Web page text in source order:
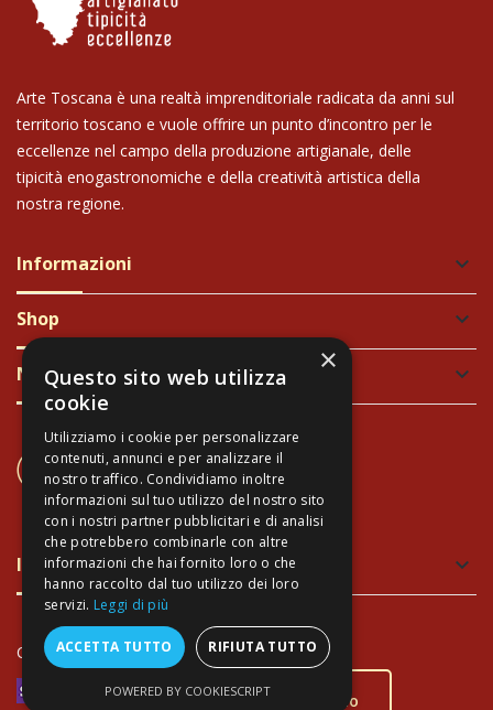
Arte Toscana è una realtà imprenditoriale radicata da anni sul
territorio toscano e vuole offrire un punto d’incontro per le
eccellenze nel campo della produzione artigianale, delle
tipicità enogastronomiche e della creatività artistica della
nostra regione.
Informazioni keyboard_arrow_down
Shop keyboard_arrow_down
Newsletter keyboard_arrow_down
CONTATTACI
+39 337 689965
Imballaggio verde e sicuro keyboard_arrow_down
Copyright Arte Toscana© - P.IVA 02034940474
Approfitta dellosconto
immediato del 5%
×
Questo sito web utilizza
cookie
Utilizziamo i cookie per personalizzare
contenuti, annunci e per analizzare il
nostro traffico. Condividiamo inoltre
informazioni sul tuo utilizzo del nostro sito
con i nostri partner pubblicitari e di analisi
che potrebbero combinarle con altre
informazioni che hai fornito loro o che
hanno raccolto dal tuo utilizzo dei loro
servizi. Leggi di più
ACCETTA TUTTO RIFIUTA TUTTO
POWERED BY COOKIESCRIPT